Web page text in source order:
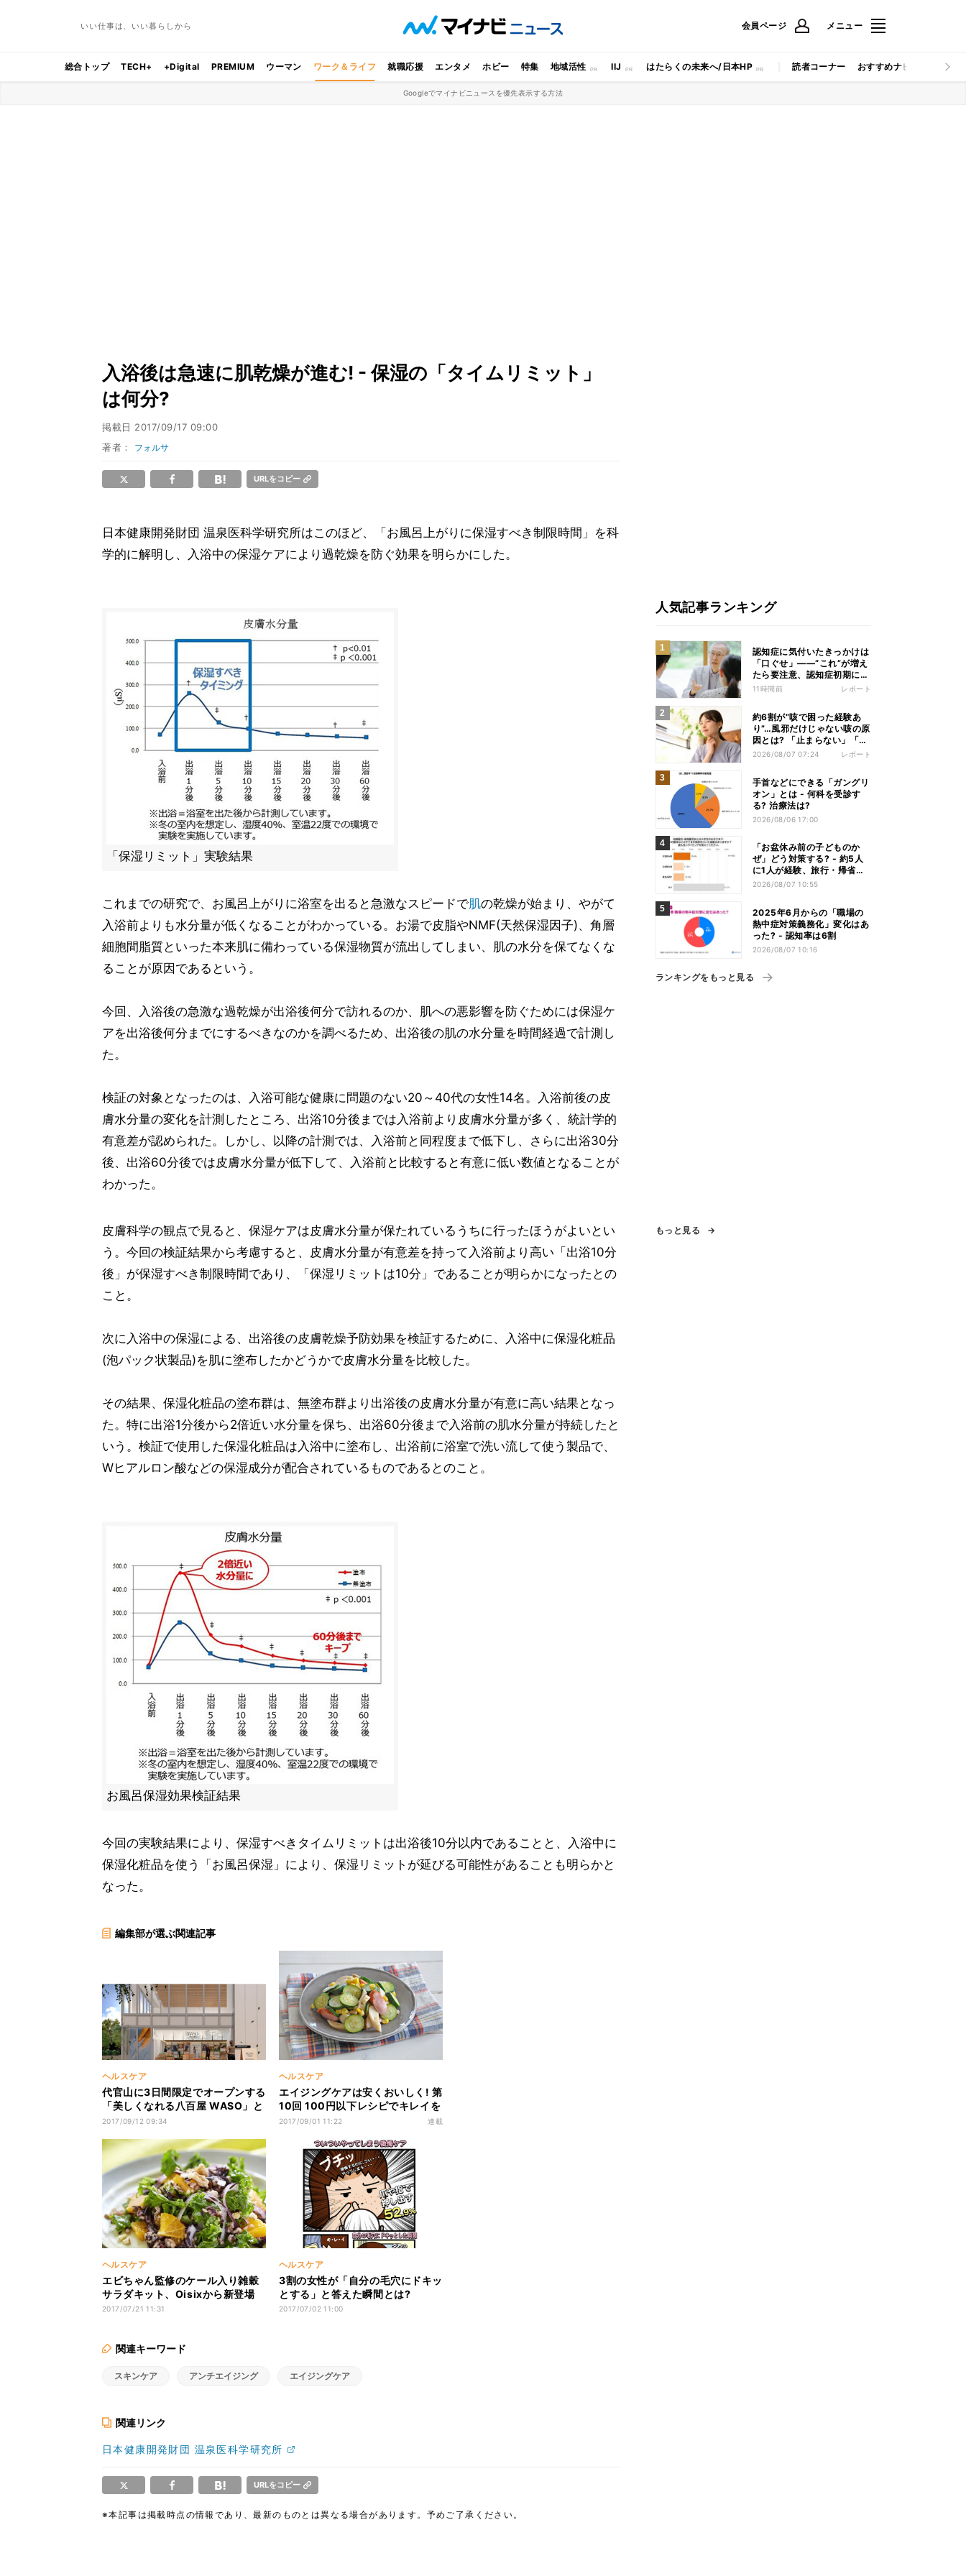
いい仕事は、いい暮らしから 会員ページ メニュー
総合トップ TECH+ +Digital PREMIUM ウーマン ワーク＆ライフ 就職応援 エンタメ ホビー 特集 地域活性 IIJ はたらくの未来へ/日本HP 読者コーナー おすすめナビ マイナビ
Googleでマイナビニュースを優先表示する方法
入浴後は急速に肌乾燥が進む! - 保湿の「タイムリミット」
は何分?
掲載日 2017/09/17 09:00
著者： フォルサ
URLをコピー
日本健康開発財団 温泉医科学研究所はこのほど、「お風呂上がりに保湿すべき制限時間」を科
学的に解明し、入浴中の保湿ケアにより過乾燥を防ぐ効果を明らかにした。
「保湿リミット」実験結果
これまでの研究で、お風呂上がりに浴室を出ると急激なスピードで肌の乾燥が始まり、やがて
入浴前よりも水分量が低くなることがわかっている。お湯で皮脂やNMF(天然保湿因子)、角層
細胞間脂質といった本来肌に備わっている保湿物質が流出してしまい、肌の水分を保てなくな
ることが原因であるという。
今回、入浴後の急激な過乾燥が出浴後何分で訪れるのか、肌への悪影響を防ぐためには保湿ケ
アを出浴後何分までにするべきなのかを調べるため、出浴後の肌の水分量を時間経過で計測し
た。
検証の対象となったのは、入浴可能な健康に問題のない20～40代の女性14名。入浴前後の皮
膚水分量の変化を計測したところ、出浴10分後までは入浴前より皮膚水分量が多く、統計学的
有意差が認められた。しかし、以降の計測では、入浴前と同程度まで低下し、さらに出浴30分
後、出浴60分後では皮膚水分量が低下して、入浴前と比較すると有意に低い数値となることが
わかった。
皮膚科学の観点で見ると、保湿ケアは皮膚水分量が保たれているうちに行ったほうがよいとい
う。今回の検証結果から考慮すると、皮膚水分量が有意差を持って入浴前より高い「出浴10分
後」が保湿すべき制限時間であり、「保湿リミットは10分」であることが明らかになったとの
こと。
次に入浴中の保湿による、出浴後の皮膚乾燥予防効果を検証するために、入浴中に保湿化粧品
(泡パック状製品)を肌に塗布したかどうかで皮膚水分量を比較した。
その結果、保湿化粧品の塗布群は、無塗布群より出浴後の皮膚水分量が有意に高い結果となっ
た。特に出浴1分後から2倍近い水分量を保ち、出浴60分後まで入浴前の肌水分量が持続したと
いう。検証で使用した保湿化粧品は入浴中に塗布し、出浴前に浴室で洗い流して使う製品で、
Wヒアルロン酸などの保湿成分が配合されているものであるとのこと。
お風呂保湿効果検証結果
今回の実験結果により、保湿すべきタイムリミットは出浴後10分以内であることと、入浴中に
保湿化粧品を使う「お風呂保湿」により、保湿リミットが延びる可能性があることも明らかと
なった。
編集部が選ぶ関連記事
ヘルスケア
代官山に3日間限定でオープンする
「美しくなれる八百屋 WASO」と
は?
2017/09/12 09:34
ヘルスケア
エイジングケアは安くおいしく! 第
10回 100円以下レシピでキレイを
目指す! エリンギとズッキーニの塩
2017/09/01 11:22 連載
ヘルスケア
エビちゃん監修のケール入り雑穀
サラダキット、Oisixから新登場
2017/07/21 11:31
ヘルスケア
3割の女性が「自分の毛穴にドキッ
とする」と答えた瞬間とは?
2017/07/02 11:00
関連キーワード
スキンケア アンチエイジング エイジングケア
関連リンク
日本健康開発財団 温泉医科学研究所
URLをコピー
※本記事は掲載時点の情報であり、最新のものとは異なる場合があります。予めご了承ください。
人気記事ランキング
認知症に気付いたきっかけは
「口ぐせ」――“これ”が増え
たら要注意、認知症初期に見
られる「会話の特徴」とは
11時間前 レポート
約6割が“咳で困った経験あ
り”…風邪だけじゃない咳の原
因とは? 「止まらない」「眠
れない」悩みを医師が解説
2026/08/07 07:24 レポート
手首などにできる「ガングリ
オン」とは - 何科を受診す
る? 治療法は?
2026/08/06 17:00
「お盆休み前の子どものか
ぜ」どう対策する? - 約5人
に1人が経験、旅行・帰省へ
の影響も
2026/08/07 10:55
2025年6月からの「職場の
熱中症対策義務化」変化はあ
った? - 認知率は6割
2026/08/07 10:16
ランキングをもっと見る
もっと見る